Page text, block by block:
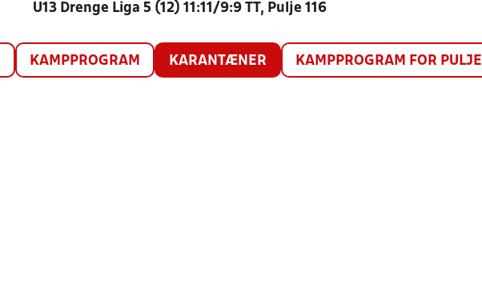
U13 Drenge Liga 5 (12) 11:11/9:9 TT, Pulje 116
KAMPPROGRAM KARANTÆNER KAMPPROGRAM FOR PULJE